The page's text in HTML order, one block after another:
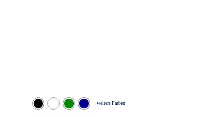
weitere Farben